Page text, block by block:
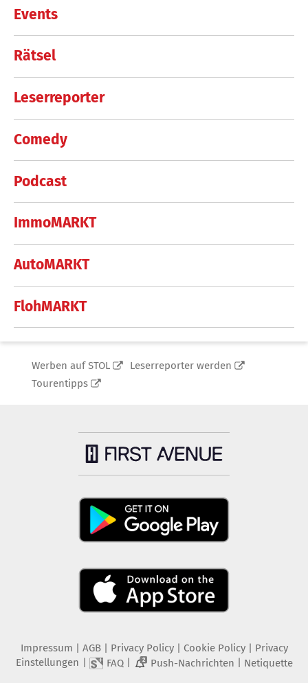
Events
Rätsel
Leserreporter
Comedy
Podcast
ImmoMARKT
AutoMARKT
FlohMARKT
Werben auf STOL
Leserreporter werden
Tourentipps
Impressum AGB Privacy Policy| Cookie Policy| Privacy
Einstellungen
FAQ| 2 Push-Nachrichten Netiquette